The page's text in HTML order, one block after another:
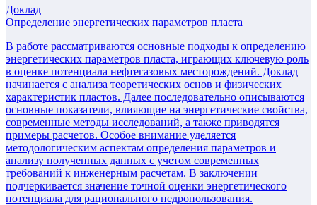
Доклад
Определение энергетических параметров пласта
В работе рассматриваются основные подходы к определению
энергетических параметров пласта, играющих ключевую роль
в оценке потенциала нефтегазовых месторождений. Доклад
начинается с анализа теоретических основ и физических
характеристик пластов. Далее последовательно описываются
основные показатели, влияющие на энергетические свойства,
современные методы исследований, а также приводятся
примеры расчетов. Особое внимание уделяется
методологическим аспектам определения параметров и
анализу полученных данных с учетом современных
требований к инженерным расчетам. В заключении
подчеркивается значение точной оценки энергетического
потенциала для рационального недропользования.